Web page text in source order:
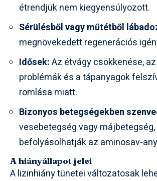
étrendjük nem kiegyensúlyozott.
Sérülésből vagy műtétből
megnövekedett regenerációs
Idősek:Az étvágy csökkenése,
problémák és a tápanyagok
romlása miatt.
Bizonyos betegségekben
vesebetegség vagy
befolyásolhatják az aminosav-
A hiányállapot jelei
A lizinhiány tünetei változatosak